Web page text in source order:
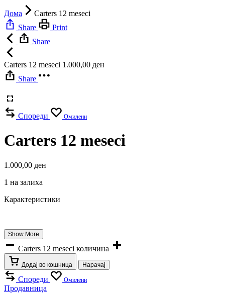
Дома
Carters 12 meseci
Share
Print
Share
Carters 12 meseci 1.000,00 ден
Share
Спореди Омилени
Carters 12 meseci
1.000,00 ден
1 на залиха
Карактеристики
Show More
Carters 12 meseci количина
Додај во кошница Нарачај
Спореди Омилени
Продавница